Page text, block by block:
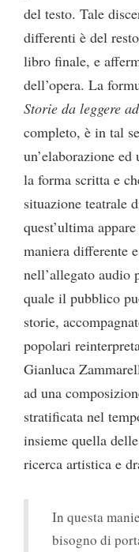
del testo. Tale
differenti è del
libro finale, e
dell’opera. La
Storie da leggere
completo, è in tal
un’elaborazione
la forma scritta e
situazione teatrale
quest’ultima
maniera differente
nell’allegato audio
quale il pubblico
storie,
popolari
Gianluca
ad una
stratificata nel
insieme quella
ricerca artistica e
In questa
bisogno di